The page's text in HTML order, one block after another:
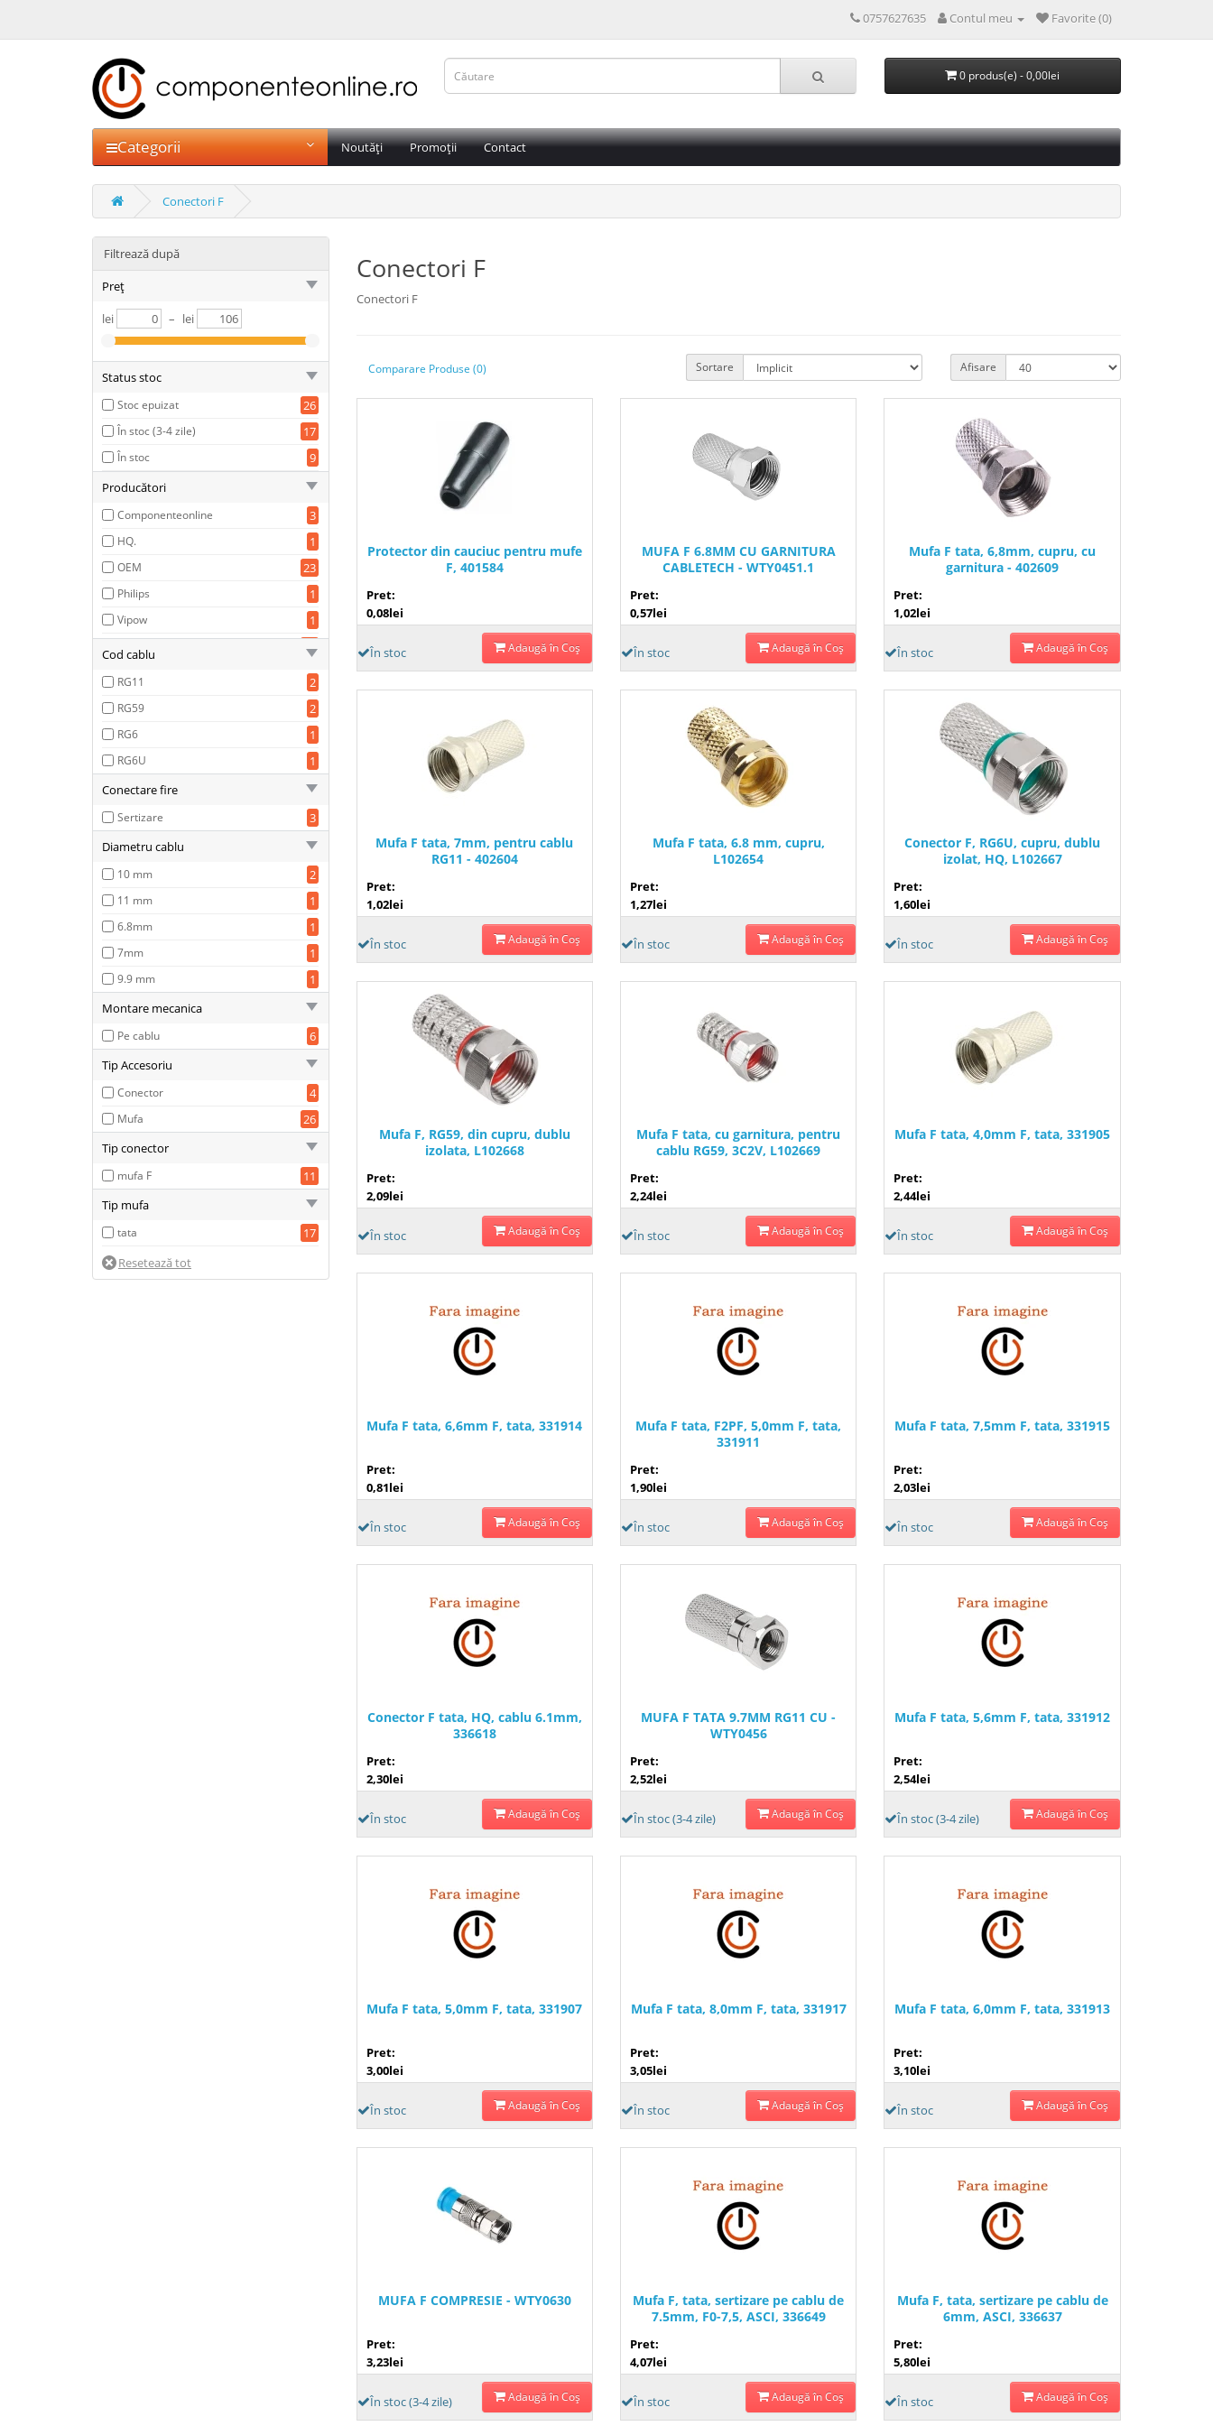
0757627635 Contul meu Favorite (0)
0 produs(e) - 0,00lei
Categorii Noutăți Promoții Contact
Conectori F
Filtrează după
Preț
lei
– lei
Status stoc
Stoc epuizat 26
În stoc (3-4 zile) 17
În stoc
9
Producători
Componenteonline 3
HQ. 1
OEM 23
Philips 1
Vipow 1
23
Cod cablu
RG11 2
RG59 2
RG6 1
RG6U
1
Conectare fire
Sertizare
3
Diametru cablu
10 mm 2
11 mm 1
6.8mm 1
7mm 1
9.9 mm
1
Montare mecanica
Pe cablu
6
Tip Accesoriu
Conector 4
Mufa
26
Tip conector
mufa F
11
Tip mufa
tata 17
Conectori F
Conectori F
Comparare Produse (0) Sortare Afisare
Protector din cauciuc pentru mufe
F, 401584
Pret:
0,08lei
În stoc Adaugă în Coş
MUFA F 6.8MM CU GARNITURA
CABLETECH - WTY0451.1
Pret:
0,57lei
În stoc Adaugă în Coş
Mufa F tata, 6,8mm, cupru, cu
garnitura - 402609
Pret:
1,02lei
În stoc Adaugă în Coş
Mufa F tata, 7mm, pentru cablu
RG11 - 402604
Pret:
1,02lei
În stoc Adaugă în Coş
Mufa F tata, 6.8 mm, cupru,
L102654
Pret:
1,27lei
În stoc Adaugă în Coş
Conector F, RG6U, cupru, dublu
izolat, HQ, L102667
Pret:
1,60lei
În stoc Adaugă în Coş
Mufa F, RG59, din cupru, dublu
izolata, L102668
Pret:
2,09lei
În stoc Adaugă în Coş
Mufa F tata, cu garnitura, pentru
cablu RG59, 3C2V, L102669
Pret:
2,24lei
În stoc Adaugă în Coş
Mufa F tata, 4,0mm F, tata, 331905
Pret:
2,44lei
În stoc Adaugă în Coş
Mufa F tata, 6,6mm F, tata, 331914
Pret:
0,81lei
În stoc Adaugă în Coş
Mufa F tata, F2PF, 5,0mm F, tata,
331911
Pret:
1,90lei
În stoc Adaugă în Coş
Mufa F tata, 7,5mm F, tata, 331915
Pret:
2,03lei
În stoc Adaugă în Coş
Conector F tata, HQ, cablu 6.1mm,
336618
Pret:
2,30lei
În stoc Adaugă în Coş
MUFA F TATA 9.7MM RG11 CU -
WTY0456
Pret:
2,52lei
În stoc (3-4 zile) Adaugă în Coş
Mufa F tata, 5,6mm F, tata, 331912
Pret:
2,54lei
În stoc (3-4 zile) Adaugă în Coş
Mufa F tata, 5,0mm F, tata, 331907
Pret:
3,00lei
În stoc Adaugă în Coş
Mufa F tata, 8,0mm F, tata, 331917
Pret:
3,05lei
În stoc Adaugă în Coş
Mufa F tata, 6,0mm F, tata, 331913
Pret:
3,10lei
În stoc Adaugă în Coş
MUFA F COMPRESIE - WTY0630
Pret:
3,23lei
În stoc (3-4 zile) Adaugă în Coş
Mufa F, tata, sertizare pe cablu de
7.5mm, F0-7,5, ASCI, 336649
Pret:
4,07lei
În stoc Adaugă în Coş
Mufa F, tata, sertizare pe cablu de
6mm, ASCI, 336637
Pret:
5,80lei
În stoc Adaugă în Coş